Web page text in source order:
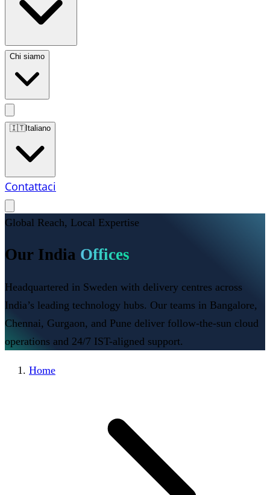
Chi siamo
🇮🇹Italiano
Contattaci
Global Reach, Local Expertise
Our India Offices
Headquartered in Sweden with delivery centres across
India’s leading technology hubs. Our teams in Bangalore,
Chennai, Gurgaon, and Pune deliver follow-the-sun cloud
operations and 24/7 IST-aligned support.
Home